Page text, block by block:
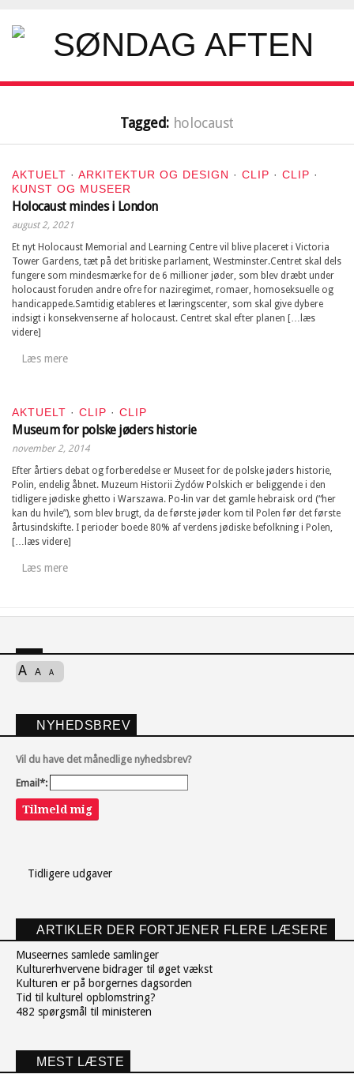
Tagged: holocaust
AKTUELT · ARKITEKTUR OG DESIGN · CLIP · CLIP ·
KUNST OG MUSEER
Holocaust mindes i London
august 2, 2021
Et nyt Holocaust Memorial and Learning Centre vil blive placeret i Victoria
Tower Gardens, tæt på det britiske parlament, Westminster.Centret skal dels
fungere som mindesmærke for de 6 millioner jøder, som blev dræbt under
holocaust foruden andre ofre for naziregimet, romaer, homoseksuelle og
handicappede.Samtidig etableres et læringscenter, som skal give dybere
indsigt i konsekvenserne af holocaust. Centret skal efter planen […læs
videre]
Læs mere
AKTUELT · CLIP · CLIP
Museum for polske jøders historie
november 2, 2014
Efter årtiers debat og forberedelse er Museet for de polske jøders historie,
Polin, endelig åbnet. Muzeum Historii Żydów Polskich er beliggende i den
tidligere jødiske ghetto i Warszawa. Po-lin var det gamle hebraisk ord (“her
kan du hvile”), som blev brugt, da de første jøder kom til Polen før det første
årtusindskifte. I perioder boede 80% af verdens jødiske befolkning i Polen,
[…læs videre]
Læs mere
A A A
NYHEDSBREV
Vil du have det månedlige nyhedsbrev?
Email*:
Tilmeld mig
Tidligere udgaver
ARTIKLER DER FORTJENER FLERE LÆSERE
Museernes samlede samlinger
Kulturerhvervene bidrager til øget vækst
Kulturen er på borgernes dagsorden
Tid til kulturel opblomstring?
482 spørgsmål til ministeren
MEST LÆSTE